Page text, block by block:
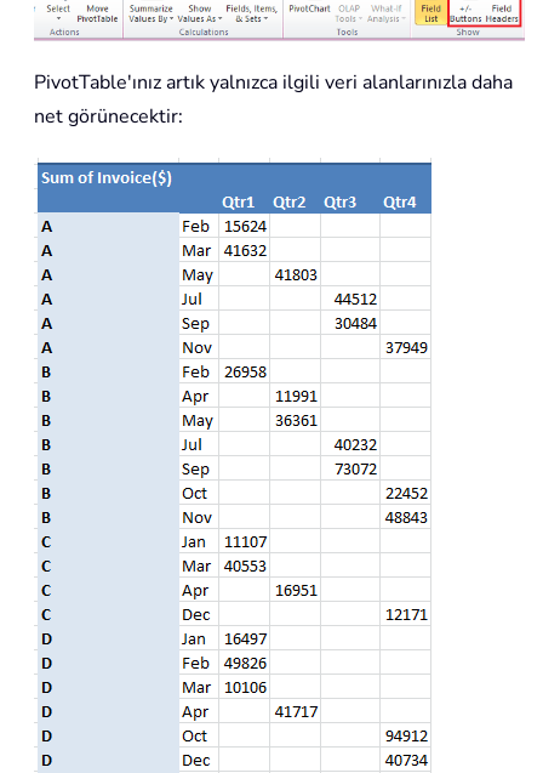
PivotTable'ınız artık yalnızca ilgili veri alanlarınızla daha
net görünecektir: